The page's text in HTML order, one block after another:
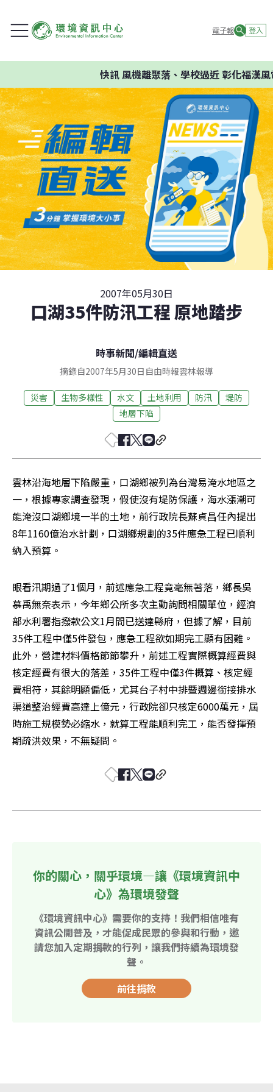
電子報 登入
快訊風機離聚落、學校過近 彰化福漢風
2007年05月30日
口湖35件防汛工程 原地踏步
時事新聞/編輯直送
摘錄自2007年5月30日自由時報雲林報導
災害 生物多樣性 水文 土地利用 防汛
堤防
地層下陷
雲林沿海地層下陷嚴重，口湖鄉被列為台灣易淹水地區之
一，根據專家調查發現，假使沒有堤防保護，海水漲潮可
能淹沒口湖鄉境一半的土地，前行政院長蘇貞昌任內提出
8年1160億治水計劃，口湖鄉規劃的35件應急工程已順利
納入預算。
眼看汛期過了1個月，前述應急工程竟毫無著落，鄉長吳
慕禹無奈表示，今年鄉公所多次主動詢問相關單位，經濟
部水利署指撥款公文1月間已送達縣府，但據了解，目前
35件工程中僅5件發包，應急工程欲如期完工顯有困難。
此外，營建材料價格節節攀升，前述工程實際概算經費與
核定經費有很大的落差，35件工程中僅3件概算、核定經
費相符，其餘明顯偏低，尤其台子村中排暨週邊銜接排水
渠道整治經費高達上億元，行政院卻只核定6000萬元，屆
時施工規模勢必縮水，就算工程能順利完工，能否發揮預
期疏洪效果，不無疑問。
你的關心，關乎環境—讓《環境資訊中
心》為環境發聲
《環境資訊中心》需要你的支持！我們相信唯有
資訊公開普及，才能促成民眾的參與和行動，邀
請您加入定期捐款的行列，讓我們持續為環境發
聲。
前往捐款